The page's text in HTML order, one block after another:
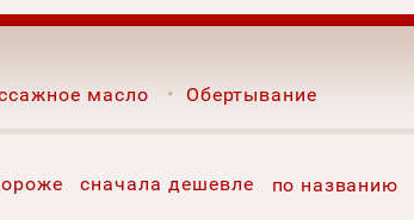
масло Обертывание
сначала дешевле по названию